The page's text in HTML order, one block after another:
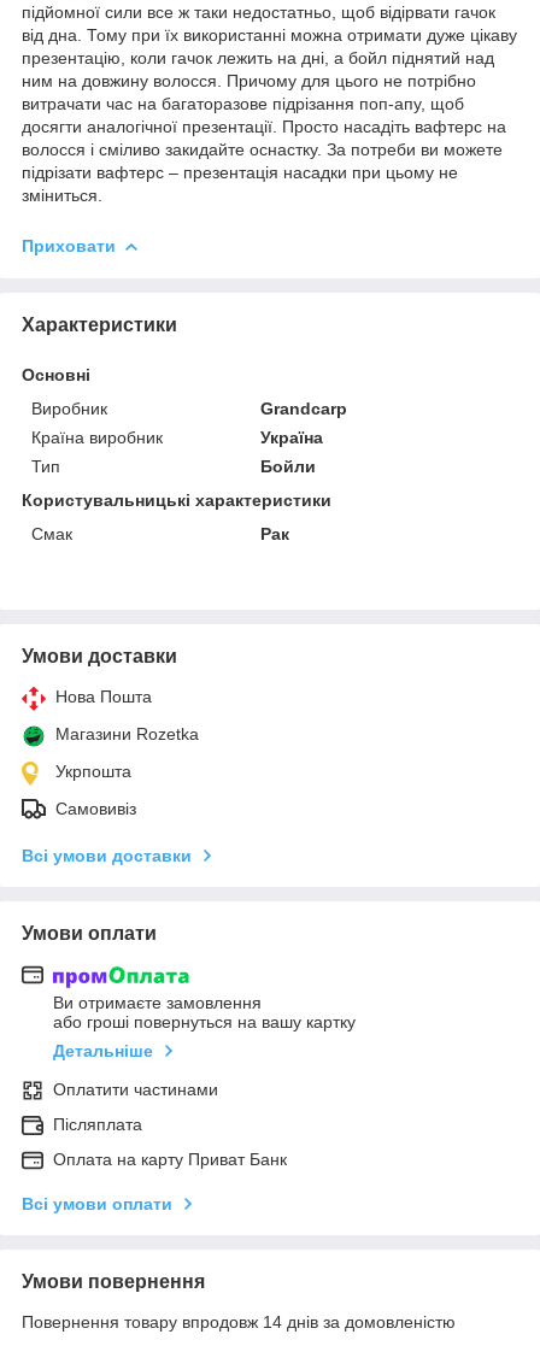
підйомної сили все ж таки недостатньо, щоб відірвати гачок
від дна. Тому при їх використанні можна отримати дуже цікаву
презентацію, коли гачок лежить на дні, а бойл піднятий над
ним на довжину волосся. Причому для цього не потрібно
витрачати час на багаторазове підрізання поп-апу, щоб
досягти аналогічної презентації. Просто насадіть вафтерс на
волосся і сміливо закидайте оснастку. За потреби ви можете
підрізати вафтерс – презентація насадки при цьому не
зміниться.
Приховати
Характеристики
Основні
Виробник
Grandcarp
Країна виробник
Україна
Тип
Бойли
Користувальницькі характеристики
Смак
Рак
Умови доставки
Нова Пошта
Магазини Rozetka
Укрпошта
Самовивіз
Всі умови доставки
Умови оплати
Ви отримаєте замовлення
або гроші повернуться на вашу картку
Детальніше
Оплатити частинами
Післяплата
Оплата на карту Приват Банк
Всі умови оплати
Умови повернення
Повернення товару впродовж 14 днів за домовленістю